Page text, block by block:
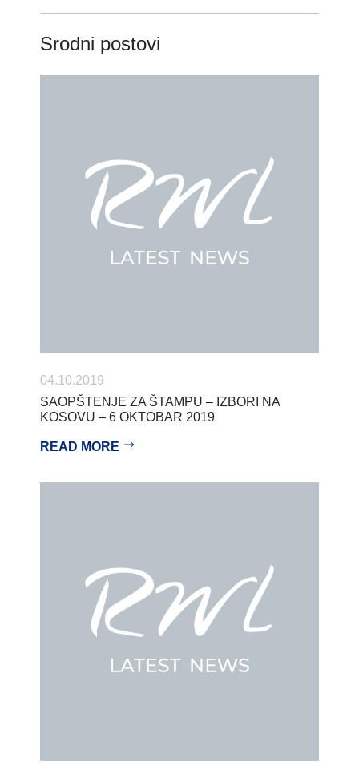
Srodni postovi
04.10.2019
SAOPŠTENJE ZA ŠTAMPU – IZBORI NA
KOSOVU – 6 OKTOBAR 2019
READ MORE